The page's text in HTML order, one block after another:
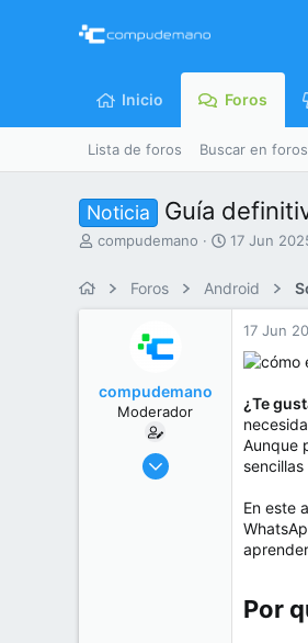
Inicio Foros
Lista de foros Buscar en foros
Noticia Guía
I
r
compudemano
F
c
h
17 Jun
Foros Android
compudemano
Moderador
26 Jul 2013
17 Jun
¿Te
Aunque
En este
Por